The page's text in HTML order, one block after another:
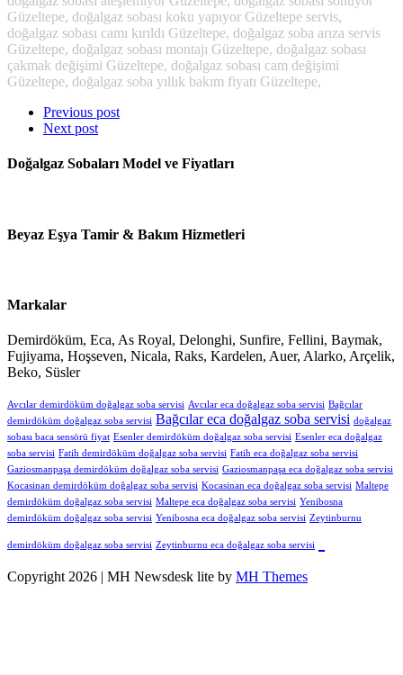
Güzeltepe, doğalgaz sobası koku yapıyor Güzeltepe servis,
doğalgaz sobası camı kırıldı Güzeltepe, doğalgaz soba arıza servis
Güzeltepe, doğalgaz sobası montajı Güzeltepe, doğalgaz sobası
çakmak değişimi Güzeltepe, doğalgaz sobası cam değişimi
Güzeltepe, doğalgaz soba yıllık bakım fiyatı Güzeltepe,
Previous post
Next post
Doğalgaz Sobaları Model ve Fiyatları
Beyaz Eşya Tamir & Bakım Hizmetleri
Markalar
Demirdöküm, Eca, As Royal, Delonghi, Sunfire, Fellini, Baymak,
Fujiyama, Hoşseven, Nicala, Raks, Kardelen, Auer, Alarko, Arçelik,
Beko, Süsler
Avcılar demirdöküm doğalgaz soba servisi Avcılar eca doğalgaz soba servisi Bağcılar
demirdöküm doğalgaz soba servisi Bağcılar eca doğalgaz soba servisi doğalgaz
sobası baca sensörü fiyat Esenler demirdöküm doğalgaz soba servisi Esenler eca doğalgaz
soba servisi Fatih demirdöküm doğalgaz soba servisi Fatih eca doğalgaz soba servisi
Gaziosmanpaşa demirdöküm doğalgaz soba servisi Gaziosmanpaşa eca doğalgaz soba servisi
Kocasinan demirdöküm doğalgaz soba servisi Kocasinan eca doğalgaz soba servisi Maltepe
demirdöküm doğalgaz soba servisi Maltepe eca doğalgaz soba servisi Yenibosna
demirdöküm doğalgaz soba servisi Yenibosna eca doğalgaz soba servisi Zeytinburnu
demirdöküm doğalgaz soba servisi Zeytinburnu eca doğalgaz soba servisi
Copyright 2026 | MH Newsdesk lite by MH Themes